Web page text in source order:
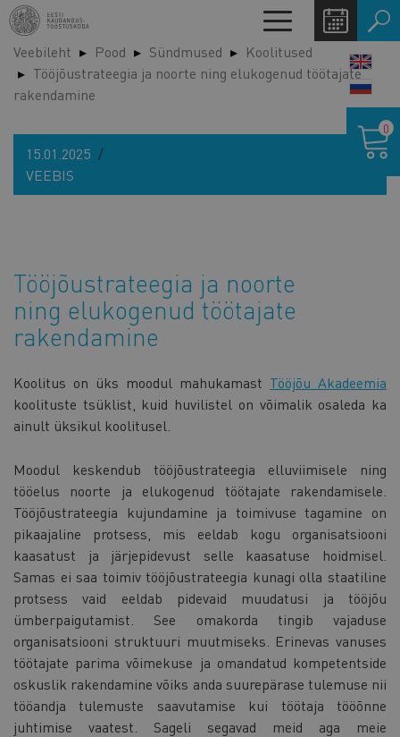
Liigu
edasi
põhisisu
juurde
Toggle
navigation
Veebileht Pood Sündmused
Koolitused
Tööjõustrateegia ja noorte ning elukogenud töötajate
rakendamine
15.01.2025
VEEBIS
Tööjõustrateegia ja noorte
ning elukogenud töötajate
rakendamine
Koolitus on üks moodul mahukamast Tööjõu Akadeemia
koolituste tsüklist, kuid huvilistel on võimalik osaleda ka
ainult üksikul koolitusel.
Moodul keskendub tööjõustrateegia elluviimisele ning
tööelus noorte ja elukogenud töötajate rakendamisele.
Tööjõustrateegia kujundamine ja toimivuse tagamine on
pikaajaline protsess, mis eeldab kogu organisatsiooni
kaasatust ja järjepidevust selle kaasatuse hoidmisel.
Samas ei saa toimiv tööjõustrateegia kunagi olla staatiline
protsess vaid eeldab pidevaid muudatusi ja tööjõu
ümberpaigutamist. See omakorda tingib vajaduse
organisatsiooni struktuuri muutmiseks. Erinevas vanuses
töötajate parima võimekuse ja omandatud kompetentside
oskuslik rakendamine võiks anda suurepärase tulemuse nii
tööandja tulemuste saavutamise kui töötaja tööõnne
juhtimise vaatest. Sageli segavad meid aga meie
0